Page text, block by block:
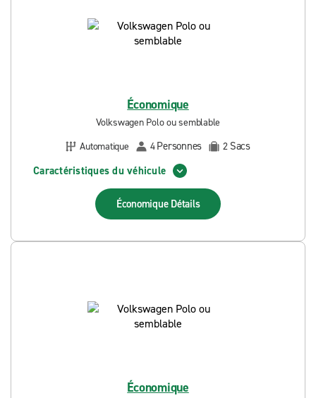
Économique
Volkswagen Polo ou semblable
Automatique
4Personnes 2 Sacs
Caractéristiques du véhicule
Économique Détails
Économique